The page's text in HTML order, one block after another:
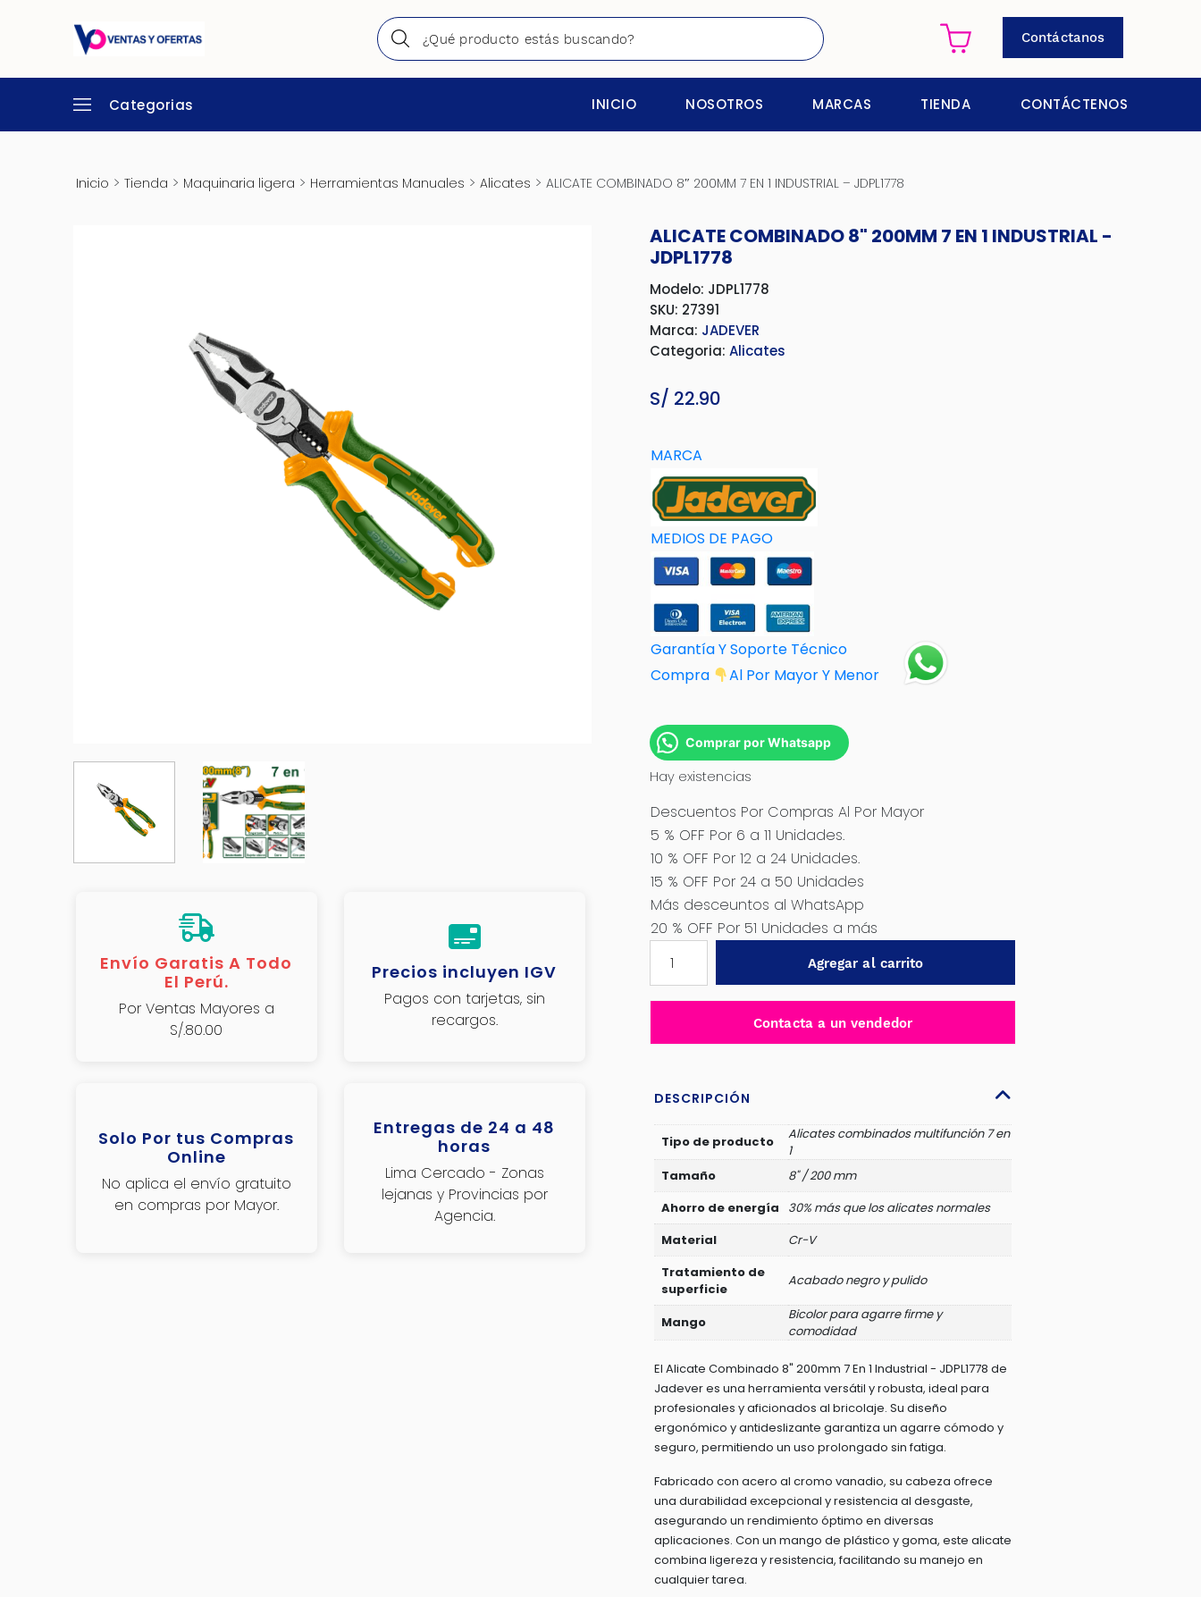
Contáctanos
Categorias INICIO NOSOTROS MARCAS TIENDA CONTÁCTENOS
Inicio > Tienda > Maquinaria ligera > Herramientas Manuales > Alicates > ALICATE COMBINADO 8″ 200MM 7 EN 1 INDUSTRIAL – JDPL1778
Envío Garatis A Todo
El Perú.
Por Ventas Mayores a
S/.80.00
Precios incluyen IGV
Pagos con tarjetas, sin
recargos.
Solo Por tus Compras
Online
No aplica el envío gratuito
en compras por Mayor.
Entregas de 24 a 48
horas
Lima Cercado - Zonas
lejanas y Provincias por
Agencia.
ALICATE COMBINADO 8" 200MM 7 EN 1 INDUSTRIAL -
JDPL1778
Modelo: JDPL1778
SKU: 27391
Marca: JADEVER
Categoria: Alicates
S/ 22.90
MARCA
MEDIOS DE PAGO
Garantía Y Soporte Técnico
Compra
Al Por Mayor Y Menor
Comprar por Whatsapp
Hay existencias
Descuentos Por Compras Al Por Mayor
5 % OFF Por 6 a 11 Unidades.
10 % OFF Por 12 a 24 Unidades.
15 % OFF Por 24 a 50 Unidades
Más desceuntos al WhatsApp
20 % OFF Por 51 Unidades a más
COMBINADO
8"
INDUSTRIAL
-
JDPL1778
cantidad
Agregar al carrito
Contacta a un vendedor
DESCRIPCIÓN
Tipo de producto
Alicates combinados multifunción 7 en
1
Tamaño
8" / 200 mm
Ahorro de energía
30% más que los alicates normales
Material
Cr-V
Tratamiento de
superficie
Acabado negro y pulido
Mango
Bicolor para agarre firme y
comodidad
El Alicate Combinado 8" 200mm 7 En 1 Industrial - JDPL1778 de
Jadever es una herramienta versátil y robusta, ideal para
profesionales y aficionados al bricolaje. Su diseño
ergonómico y antideslizante garantiza un agarre cómodo y
seguro, permitiendo un uso prolongado sin fatiga.
Fabricado con acero al cromo vanadio, su cabeza ofrece
una durabilidad excepcional y resistencia al desgaste,
asegurando un rendimiento óptimo en diversas
aplicaciones. Con un mango de plástico y goma, este alicate
combina ligereza y resistencia, facilitando su manejo en
cualquier tarea.